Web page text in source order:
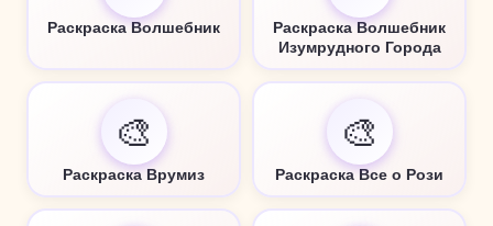
Раскраска Волшебник
Раскраска Волшебник
Изумрудного Города
🎨
Раскраска Врумиз
🎨
Раскраска Все о Рози